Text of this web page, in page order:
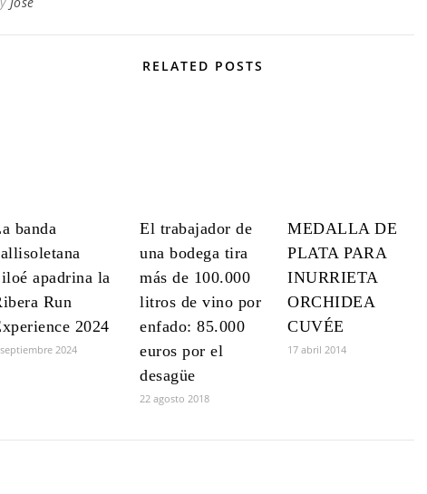
RELATED POSTS
banda
apadrina la
Run
2024
2024
El trabajador de
una bodega tira
más de 100.000
litros de vino por
enfado: 85.000
euros por el
desagüe
22 agosto 2018
MEDALLA DE
PLATA PARA
INURRIETA
ORCHIDEA
CUVÉE
17 abril 2014